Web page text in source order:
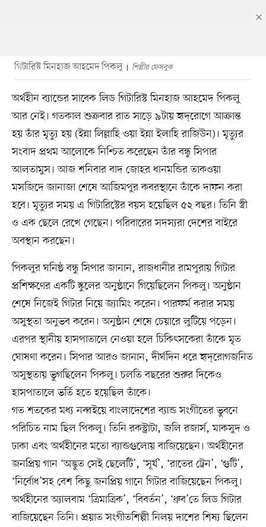
গিটারিস্ট মিনহাজ আহমেদ পিকলু শিল্পীর ফেসবুক
অর্থহীন ব্যান্ডের সাবেক লিড গিটারিস্ট মিনহাজ আহমেদ পিকলু
আর নেই। গতকাল শুক্রবার রাত সাড়ে ৯টায় হৃদ্‌রোগে আক্রান্ত
হয় তাঁর মৃত্যু হয় (ইন্না লিল্লাহি ওয়া ইন্না ইলাহি রাজিউন)। মৃত্যুর
সংবাদ প্রথম আলোকে নিশ্চিত করেছেন তাঁর বন্ধু সিপার
আলতামুস। আজ শনিবার বাদ জোহর ধানমন্ডির তাকওয়া
মসজিদে জানাজা শেষে আজিমপুর কবরস্থানে তাঁকে দাফন করা
হবে। মৃত্যুর সময় এ গিটারিস্টের বয়স হয়েছিল ৫২ বছর। তিনি স্ত্রী
ও এক ছেলে রেখে গেছেন। পরিবারের সদস্যরা দেশের বাইরে
অবস্থান করছেন।
পিকলুর ঘনিষ্ঠ বন্ধু সিপার জানান, রাজধানীর রামপুরায় গিটার
প্রশিক্ষণের একটি স্কুলের অনুষ্ঠানে গিয়েছিলেন পিকলু। অনুষ্ঠান
শেষে নিজেই গিটার নিয়ে জ্যামিং করেন। পারফর্ম করার সময়
অসুস্থতা অনুভব করেন। অনুষ্ঠান শেষে চেয়ারে লুটিয়ে পড়েন।
এরপর স্থানীয় হাসপাতালে নেওয়া হলে চিকিৎসকেরা তাঁকে মৃত
ঘোষণা করেন। সিপার আরও জানান, দীর্ঘদিন ধরে হৃদ্‌রোগজনিত
অসুস্থতায় ভুগছিলেন পিকলু। চলতি বছরের শুরুর দিকেও
হাসপাতালে ভর্তি হতে হয়েছিল তাঁকে।
গত শতকের মধ্য নব্বইয়ে বাংলাদেশের ব্যান্ড সংগীতের ভুবনে
পরিচিত নাম ছিল পিকলু। তিনি রকস্ট্রাটা, জলি রজার্স, মাকসুদ ও
ঢাকা এবং অর্থহীনের মতো ব্যান্ডগুলোয় বাজিয়েছেন। অর্থহীনের
জনপ্রিয় গান ‘অদ্ভুত সেই ছেলেটি’, ‘সূর্য’, ‘রাতের ট্রেন’, ‘গুটি’,
‘নির্বোধ’সহ বেশ কিছু জনপ্রিয় গানে গিটার বাজিয়েছেন পিকলু।
অর্থহীনের অ্যালবাম ‘ত্রিমাত্রিক’, ‘বিবর্তন’, ‘ধ্রুব’তে লিড গিটার
বাজিয়েছেন তিনি। প্রয়াত সংগীতশিল্পী নিলয় দাশের শিষ্য ছিলেন